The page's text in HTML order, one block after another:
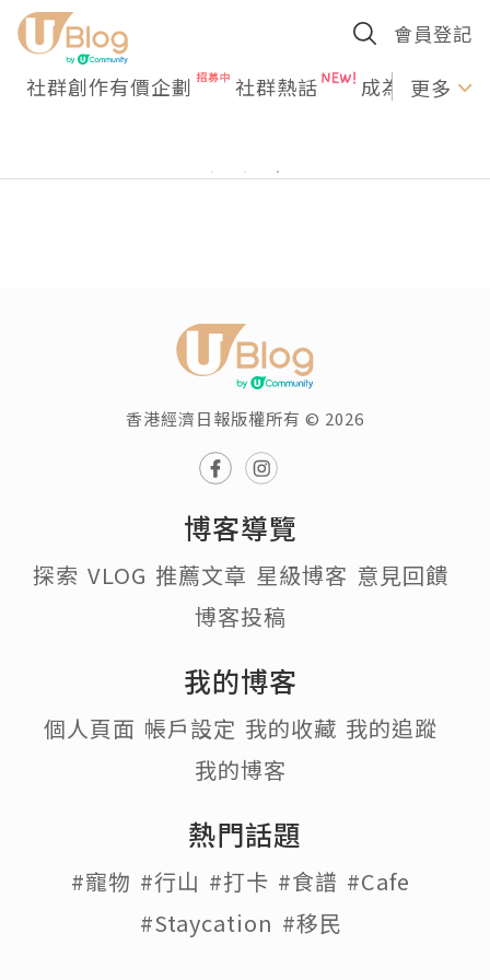
會員登記
社群創作有價企劃 社群熱話 成為U更多
香港經濟日報版權所有 © 2026
博客導覽
探索 VLOG 推薦文章 星級博客 意見回饋
博客投稿
我的博客
個人頁面 帳戶設定 我的收藏 我的追蹤
我的博客
熱門話題
#寵物 #行山 #打卡 #食譜 #Cafe
#Staycation #移民